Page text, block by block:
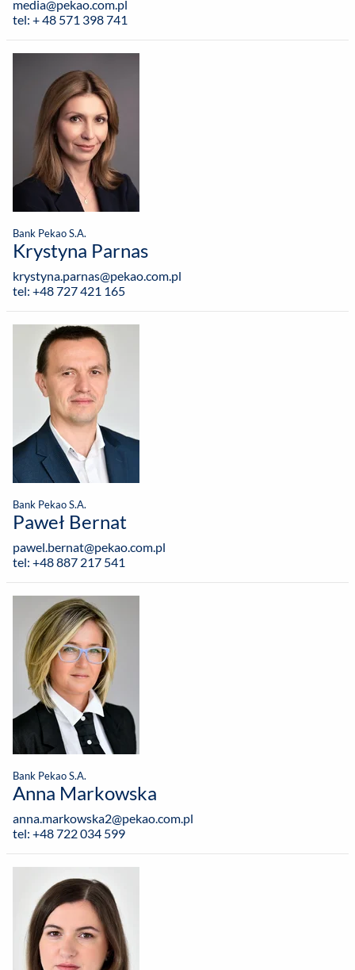
media@pekao.com.pl
tel: + 48 571 398 741
Bank Pekao S.A.
Krystyna Parnas
krystyna.parnas@pekao.com.pl
tel: +48 727 421 165
Bank Pekao S.A.
Paweł Bernat
pawel.bernat@pekao.com.pl
tel: +48 887 217 541
Bank Pekao S.A.
Anna Markowska
anna.markowska2@pekao.com.pl
tel: +48 722 034 599